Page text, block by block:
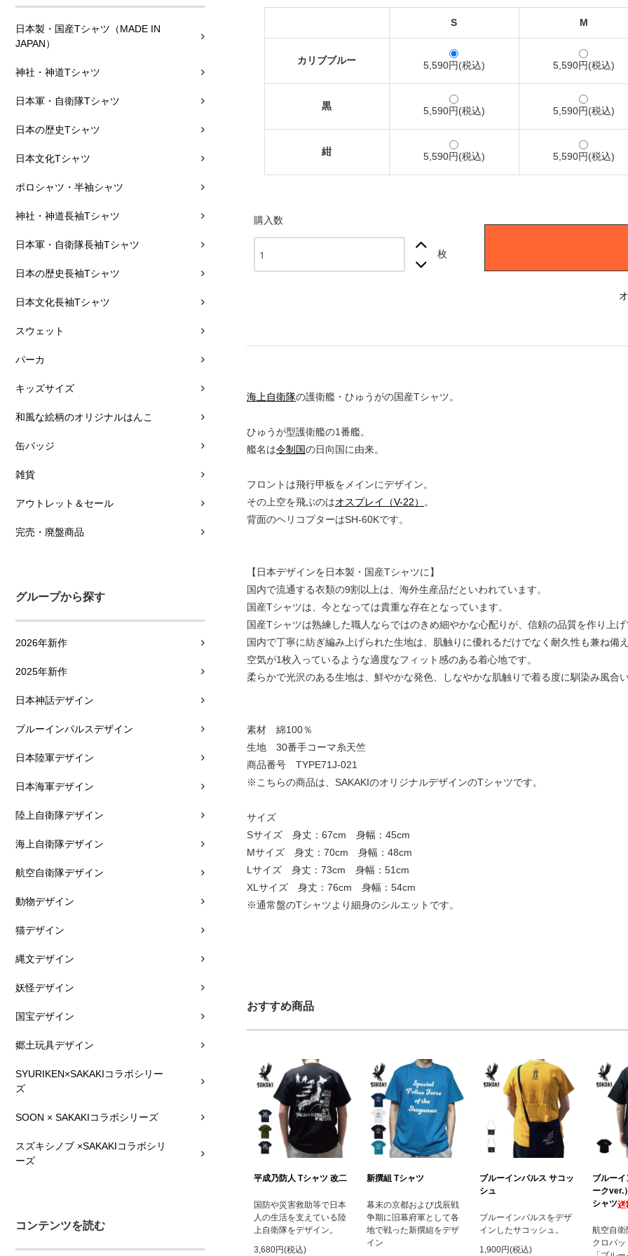
日本製・国産Tシャツ（MADE IN
JAPAN）
神社・神道Tシャツ
日本軍・自衛隊Tシャツ
日本の歴史Tシャツ
日本文化Tシャツ
ポロシャツ・半袖シャツ
神社・神道長袖Tシャツ
日本軍・自衛隊長袖Tシャツ
日本の歴史長袖Tシャツ
日本文化長袖Tシャツ
スウェット
パーカ
キッズサイズ
和風な絵柄のオリジナルはんこ
缶バッジ
雑貨
アウトレット＆セール
完売・廃盤商品
グループから探す
2026年新作
2025年新作
日本神話デザイン
ブルーインパルスデザイン
日本陸軍デザイン
日本海軍デザイン
陸上自衛隊デザイン
海上自衛隊デザイン
航空自衛隊デザイン
動物デザイン
猫デザイン
縄文デザイン
妖怪デザイン
国宝デザイン
郷土玩具デザイン
SYURIKEN×SAKAKIコラボシリー
ズ
SOON × SAKAKIコラボシリーズ
スズキシノブ ×SAKAKIコラボシリ
ーズ
コンテンツを読む
S M
カリブブルー 5,590円(税込) 5,590円(税込)
黒 5,590円(税込) 5,590円(税込)
紺 5,590円(税込) 5,590円(税込)
購入数
枚
海上自衛隊の護衛艦・ひゅうがの国産Tシャツ。
ひゅうが型護衛艦の1番艦。
艦名は令制国の日向国に由来。
フロントは飛行甲板をメインにデザイン。
その上空を飛ぶのはオスプレイ（V-22） 。
背面のヘリコプターはSH-60Kです。
【日本デザインを日本製・国産Tシャツに】
国内で流通する衣類の9割以上は、海外生産品だといわれています。
国産Tシャツは、今となっては貴重な存在となっています。
国産Tシャツは熟練した職人ならではのきめ細やかな心配りが、信頼の品質を作り上げ
国内で丁寧に紡ぎ編み上げられた生地は、肌触りに優れるだけでなく耐久性も兼ね備え
空気が1枚入っているような適度なフィット感のある着心地です。
柔らかで光沢のある生地は、鮮やかな発色、しなやかな肌触りで着る度に馴染み風合い
素材 綿100％
生地 30番手コーマ糸天竺
商品番号 TYPE71J-021
※こちらの商品は、SAKAKIのオリジナルデザインのTシャツです。
サイズ
Sサイズ 身丈：67cm 身幅：45cm
Mサイズ 身丈：70cm 身幅：48cm
Lサイズ 身丈：73cm 身幅：51cm
XLサイズ 身丈：76cm 身幅：54cm
※通常盤のTシャツより細身のシルエットです。
おすすめ商品
平成乃防人 Tシャツ 改二
国防や災害救助等で日本
人の生活を支えている陸
上自衛隊をデザイン。
3,680円(税込)
新撰組 Tシャツ
幕末の京都および戊辰戦
争期に旧幕府軍として各
地で戦った新撰組をデザ
イン
ブルーインパルス サコッ
シュ
ブルーインパルスをデザ
インしたサコッシュ。
1,900円(税込)
ブルー
ークver.
シャツ
航空自衛
クロバ